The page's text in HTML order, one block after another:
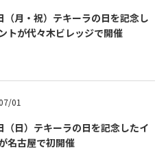
（月・祝）テキーラの日を記念し
トが代々木ビレッジで開催
01
（日）テキーラの日を記念したイ
名古屋で初開催